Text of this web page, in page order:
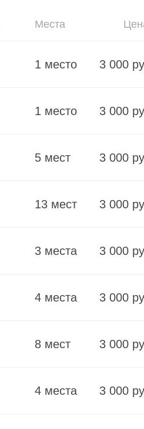
Места
1 место 3 000
1 место 3 000
5 мест 3 000
13 мест 3 000
3 места 3 000
4 места 3 000
8 мест 3 000
4 места 3 000